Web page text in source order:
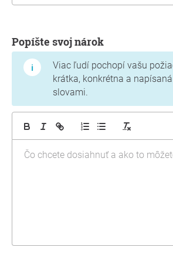
Popíšte svoj nárok
Viac ľudí pochopí vašu
krátka, konkrétna a
slovami.